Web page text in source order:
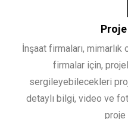
Proje
İnşaat firmaları,
firmalar için,
sergileyebilecekleri
detaylı bilgi, video ve
proje